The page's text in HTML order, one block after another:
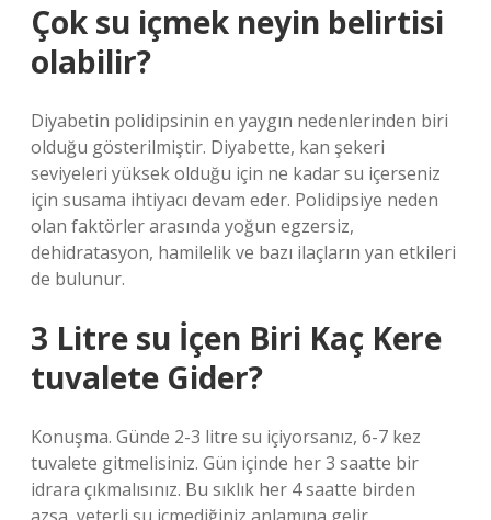
Çok su içmek neyin belirtisi
olabilir?
Diyabetin polidipsinin en yaygın nedenlerinden biri
olduğu gösterilmiştir. Diyabette, kan şekeri
seviyeleri yüksek olduğu için ne kadar su içerseniz
için susama ihtiyacı devam eder. Polidipsiye neden
olan faktörler arasında yoğun egzersiz,
dehidratasyon, hamilelik ve bazı ilaçların yan etkileri
de bulunur.
3 Litre su İçen Biri Kaç Kere
tuvalete Gider?
Konuşma. Günde 2-3 litre su içiyorsanız, 6-7 kez
tuvalete gitmelisiniz. Gün içinde her 3 saatte bir
idrara çıkmalısınız. Bu sıklık her 4 saatte birden